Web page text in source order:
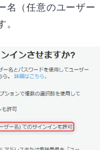
名（任意のユーザー
。